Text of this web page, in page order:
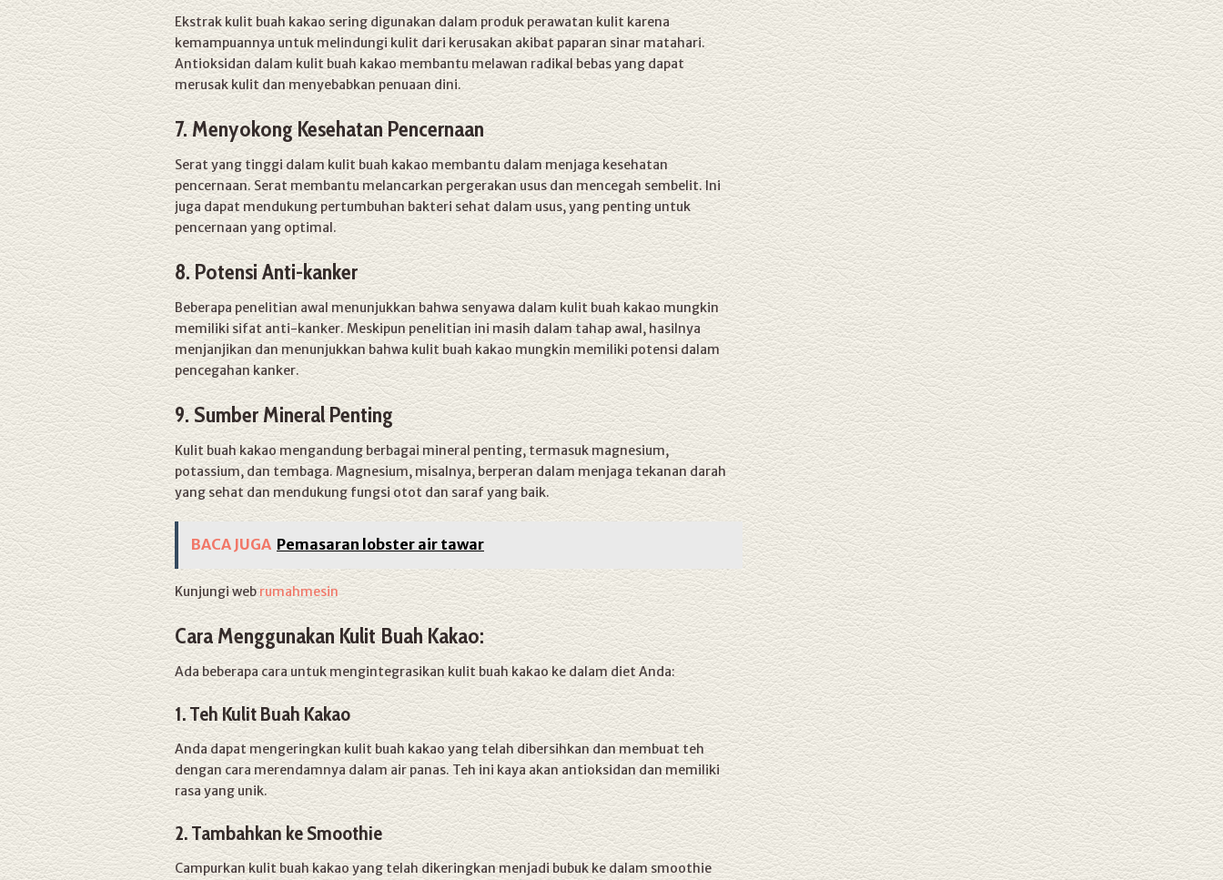
Ekstrak kulit buah kakao sering digunakan dalam produk perawatan kulit karena
kemampuannya untuk melindungi kulit dari kerusakan akibat paparan sinar matahari.
Antioksidan dalam kulit buah kakao membantu melawan radikal bebas yang dapat
merusak kulit dan menyebabkan penuaan dini.
7. Menyokong Kesehatan Pencernaan
Serat yang tinggi dalam kulit buah kakao membantu dalam menjaga kesehatan
pencernaan. Serat membantu melancarkan pergerakan usus dan mencegah sembelit. Ini
juga dapat mendukung pertumbuhan bakteri sehat dalam usus, yang penting untuk
pencernaan yang optimal.
8. Potensi Anti-kanker
Beberapa penelitian awal menunjukkan bahwa senyawa dalam kulit buah kakao mungkin
memiliki sifat anti-kanker. Meskipun penelitian ini masih dalam tahap awal, hasilnya
menjanjikan dan menunjukkan bahwa kulit buah kakao mungkin memiliki potensi dalam
pencegahan kanker.
9. Sumber Mineral Penting
Kulit buah kakao mengandung berbagai mineral penting, termasuk magnesium,
potassium, dan tembaga. Magnesium, misalnya, berperan dalam menjaga tekanan darah
yang sehat dan mendukung fungsi otot dan saraf yang baik.
BACA JUGA Pemasaran lobster air tawar
Kunjungi webrumahmesin
Cara Menggunakan Kulit Buah Kakao:
Ada beberapa cara untuk mengintegrasikan kulit buah kakao ke dalam diet Anda:
1. Teh Kulit Buah Kakao
Anda dapat mengeringkan kulit buah kakao yang telah dibersihkan dan membuat teh
dengan cara merendamnya dalam air panas. Teh ini kaya akan antioksidan dan memiliki
rasa yang unik.
2. Tambahkan ke Smoothie
Campurkan kulit buah kakao yang telah dikeringkan menjadi bubuk ke dalam smoothie